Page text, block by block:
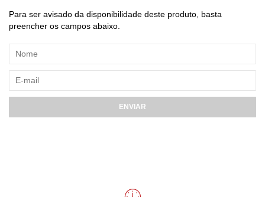
Para ser avisado da disponibilidade deste produto, basta
preencher os campos abaixo.
ENVIAR